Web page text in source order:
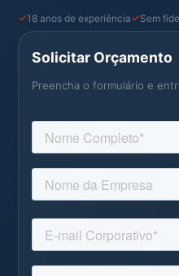
18 anos de experiência Sem
Solicitar Orçamento
Preencha o formulário e